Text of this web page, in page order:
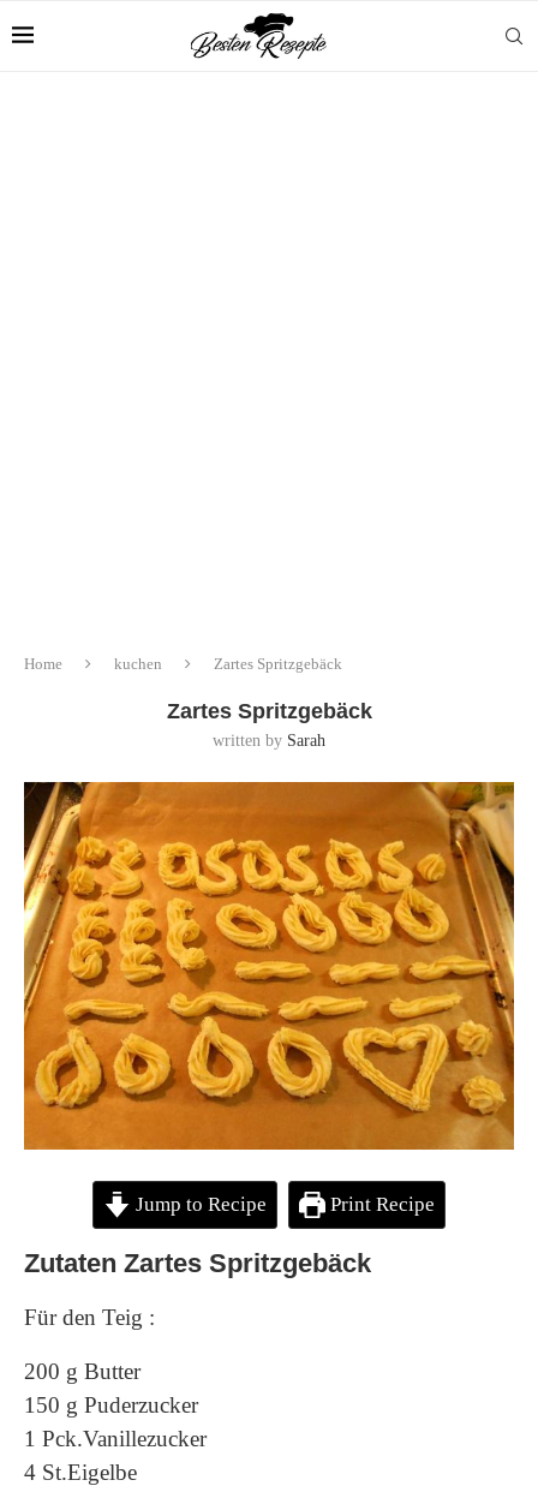
Home kuchen Zartes Spritzgebäck
Zartes Spritzgebäck
written by Sarah
Jump to Recipe Print Recipe
Zutaten Zartes Spritzgebäck
Für den Teig :
200 g Butter
150 g Puderzucker
1 Pck.Vanillezucker
4 St.Eigelbe